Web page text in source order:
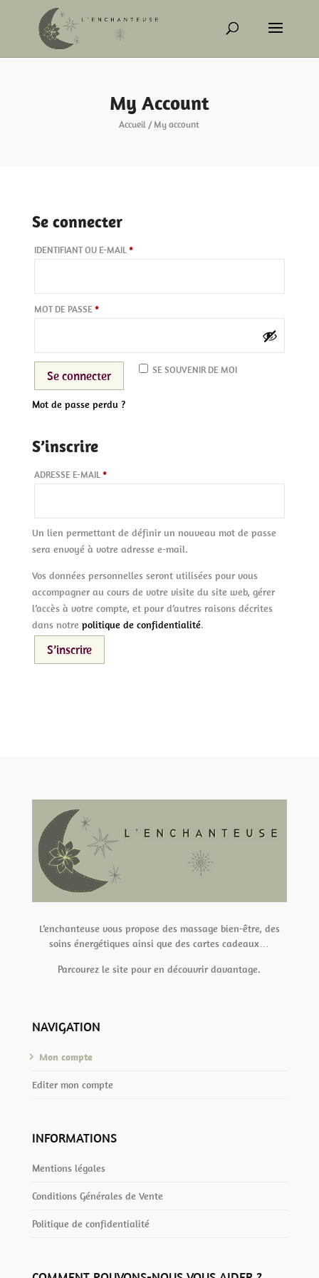
My Account
Accueil / My account
Se connecter
IDENTIFIANT OU E-MAIL*OBLIGATOIRE
MOT DE PASSE*OBLIGATOIRE
SE SOUVENIR DE MOI
Se connecter
Mot de passe perdu ?
S’inscrire
ADRESSE E-MAIL*OBLIGATOIRE
Un lien permettant de définir un nouveau mot de passe
sera envoyé à votre adresse e-mail.
Vos données personnelles seront utilisées pour vous
accompagner au cours de votre visite du site web, gérer
l’accès à votre compte, et pour d’autres raisons décrites
dans notre politique de confidentialité.
S’inscrire
L’enchanteuse vous propose des massage bien-être, des
soins énergétiques ainsi que des cartes cadeaux…
Parcourez le site pour en découvrir davantage.
NAVIGATION
Mon compte
Editer mon compte
INFORMATIONS
Mentions légales
Conditions Générales de Vente
Politique de confidentialité